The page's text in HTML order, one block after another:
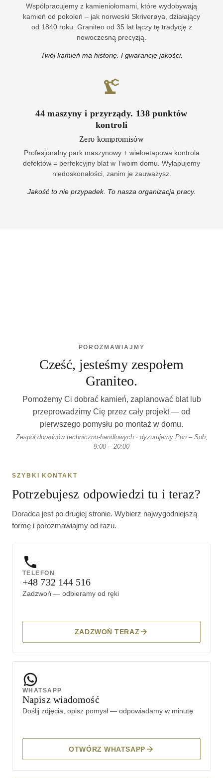
Współpracujemy z kamieniołomami, które wydobywają
kamień od pokoleń – jak norweski Skriverøya, działający
od 1840 roku. Graniteo od 35 lat łączy tę tradycję z
nowoczesną precyzją.
Twój kamień ma historię. I gwarancję jakości.
44 maszyny i przyrządy. 138punktów
kontroli
Zero kompromisów
Profesjonalny park maszynowy + wieloetapowa kontrola
defektów = perfekcyjny blat w Twoim domu. Wyłapujemy
niedoskonałości, zanim je zauważysz.
Jakość to nie przypadek. To nasza organizacja pracy.
POROZMAWIAJMY
Cześć, jesteśmy zespołem
Graniteo.
Pomożemy Ci dobrać kamień, zaplanować blat lub
przeprowadzimy Cię przez cały projekt — od
pierwszego pomysłu po montaż w domu.
Zespół doradców techniczno-handlowych · dyżurujemy Pon – Sob,
9:00 – 20:00
SZYBKI KONTAKT
Potrzebujesz odpowiedzi tu i teraz?
Doradca jest po drugiej stronie. Wybierz najwygodniejszą
formę i porozmawiajmy od razu.
TELEFON
+48 732 144 516
Zadzwoń — odbieramy od ręki
ZADZWOŃ TERAZ
WHATSAPP
Napisz wiadomość
Doślij zdjęcia, opisz pomysł — odpowiadamy w minutę
OTWÓRZ WHATSAPP